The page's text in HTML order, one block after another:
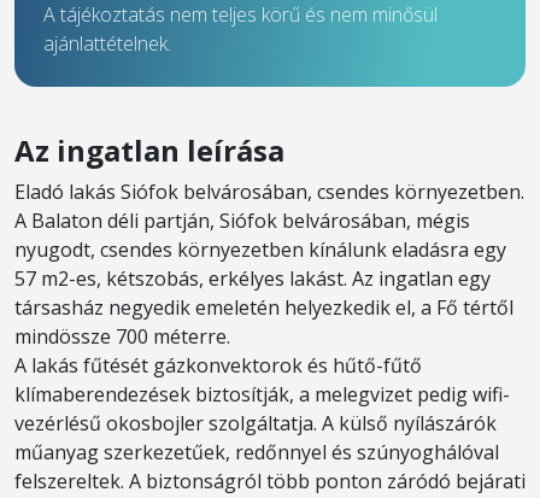
A tájékoztatás nem teljes körű és nem minősül
ajánlattételnek.
Az ingatlan leírása
Eladó lakás Siófok belvárosában, csendes környezetben.
A Balaton déli partján, Siófok belvárosában, mégis
nyugodt, csendes környezetben kínálunk eladásra egy
57 m2-es, kétszobás, erkélyes lakást. Az ingatlan egy
társasház negyedik emeletén helyezkedik el, a Fő tértől
mindössze 700 méterre.
A lakás fűtését gázkonvektorok és hűtő-fűtő
klímaberendezések biztosítják, a melegvizet pedig wifi-
vezérlésű okosbojler szolgáltatja. A külső nyílászárók
műanyag szerkezetűek, redőnnyel és szúnyoghálóval
felszereltek. A biztonságról több ponton záródó bejárati